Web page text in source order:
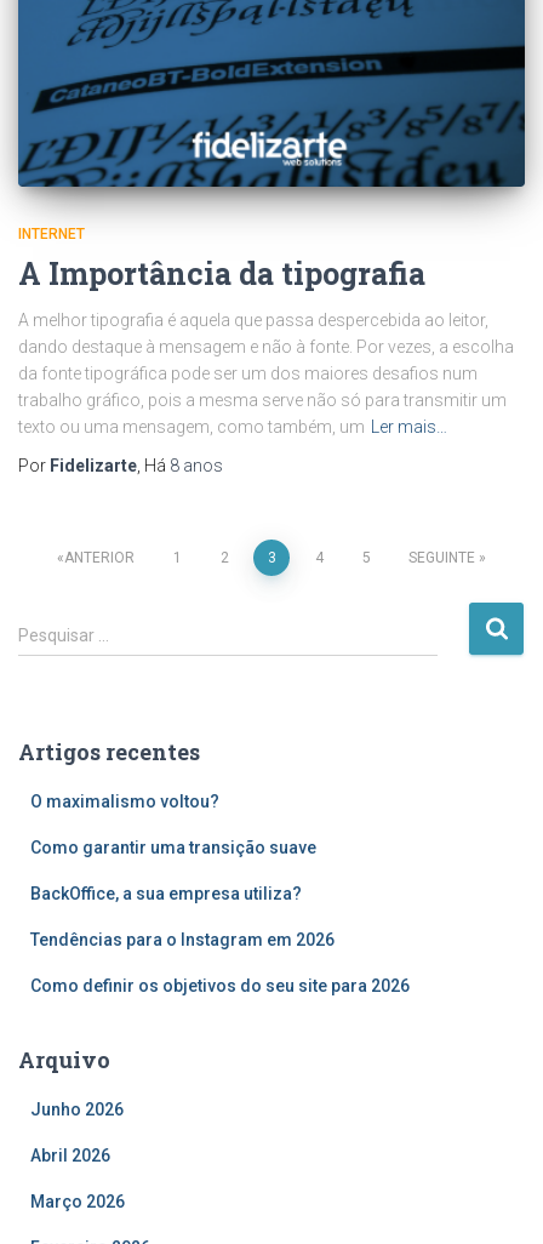
INTERNET
A Importância da tipografia
A melhor tipografia é aquela que passa despercebida ao leitor,
dando destaque à mensagem e não à fonte. Por vezes, a escolha
da fonte tipográfica pode ser um dos maiores desafios num
trabalho gráfico, pois a mesma serve não só para transmitir um
texto ou uma mensagem, como também, um Ler mais…
Por Fidelizarte , Há 8 anos
Paginação
dos
ANTERIOR 1 2 3 4 5 SEGUINTE
P
e
i
Pesquisar …
Artigos recentes
O maximalismo voltou?
Como garantir uma transição suave
BackOffice, a sua empresa utiliza?
Tendências para o Instagram em 2026
Como definir os objetivos do seu site para 2026
Arquivo
Junho 2026
Abril 2026
Março 2026